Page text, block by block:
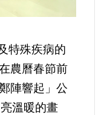
特殊疾病的
農曆春節前
陣響起」公
溫暖的畫